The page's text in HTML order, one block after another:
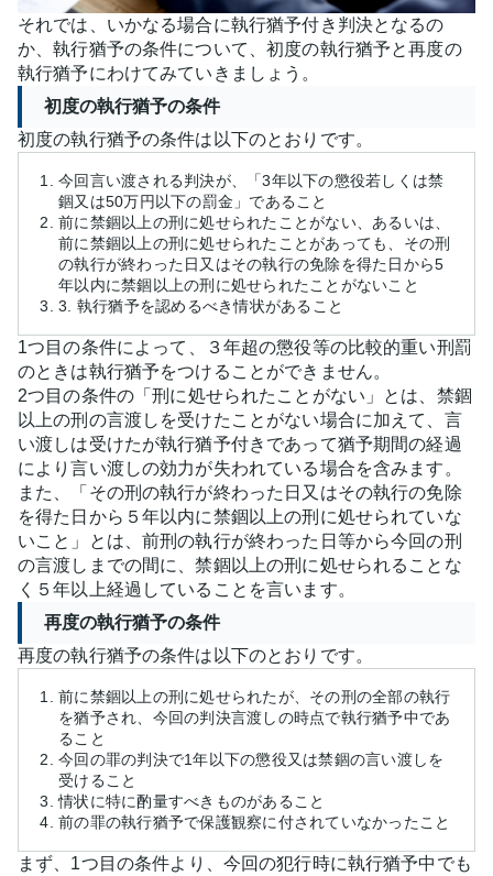
それでは、いかなる場合に執行猶予付き判決となるの
か、執行猶予の条件について、初度の執行猶予と再度の
執行猶予にわけてみていきましょう。
初度の執行猶予の条件
初度の執行猶予の条件は以下のとおりです。
今回言い渡される判決が、「3年以下の懲役若しくは禁
錮又は50万円以下の罰金」であること
前に禁錮以上の刑に処せられたことがない、あるいは、
前に禁錮以上の刑に処せられたことがあっても、その刑
の執行が終わった日又はその執行の免除を得た日から5
年以内に禁錮以上の刑に処せられたことがないこと
3. 執行猶予を認めるべき情状があること
1つ目の条件によって、３年超の懲役等の比較的重い刑罰
のときは執行猶予をつけることができません。
2つ目の条件の「刑に処せられたことがない」とは、禁錮
以上の刑の言渡しを受けたことがない場合に加えて、言
い渡しは受けたが執行猶予付きであって猶予期間の経過
により言い渡しの効力が失われている場合を含みます。
また、「その刑の執行が終わった日又はその執行の免除
を得た日から５年以内に禁錮以上の刑に処せられていな
いこと」とは、前刑の執行が終わった日等から今回の刑
の言渡しまでの間に、禁錮以上の刑に処せられることな
く５年以上経過していることを言います。
再度の執行猶予の条件
再度の執行猶予の条件は以下のとおりです。
前に禁錮以上の刑に処せられたが、その刑の全部の執行
を猶予され、今回の判決言渡しの時点で執行猶予中であ
ること
今回の罪の判決で1年以下の懲役又は禁錮の言い渡しを
受けること
情状に特に酌量すべきものがあること
前の罪の執行猶予で保護観察に付されていなかったこと
まず、1つ目の条件より、今回の犯行時に執行猶予中でも